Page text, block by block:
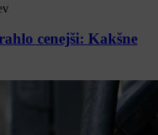
cenejši: Kakšne